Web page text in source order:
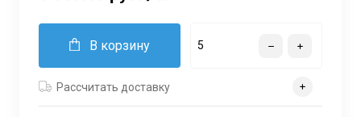
В корзину
Рассчитать доставку